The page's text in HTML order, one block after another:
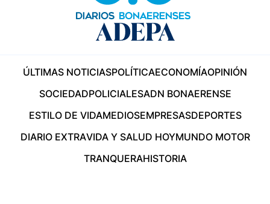
ÚLTIMAS NOTICIASPOLÍTICAECONOMÍAOPINIÓN
SOCIEDADPOLICIALESADN BONAERENSE
ESTILO DE VIDAMEDIOSEMPRESASDEPORTES
DIARIO EXTRAVIDA Y SALUD HOYMUNDO MOTOR
TRANQUERAHISTORIA